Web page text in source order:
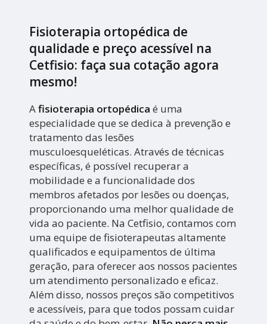
Fisioterapia ortopédica de
qualidade e preço acessível na
Cetfisio: faça sua cotação agora
mesmo!
Afisioterapia ortopédica é uma
especialidade que se dedica à prevenção e
tratamento das lesões
musculoesqueléticas. Através de técnicas
específicas, é possível recuperar a
mobilidade e a funcionalidade dos
membros afetados por lesões ou doenças,
proporcionando uma melhor qualidade de
vida ao paciente. Na Cetfisio, contamos com
uma equipe de fisioterapeutas altamente
qualificados e equipamentos de última
geração, para oferecer aos nossos pacientes
um atendimento personalizado e eficaz.
Além disso, nossos preços são competitivos
e acessíveis, para que todos possam cuidar